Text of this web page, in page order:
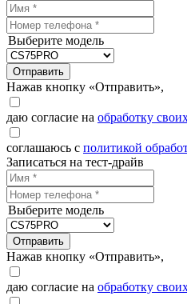
Выберите модель
Отправить
Нажав кнопку «Отправить»,
даю согласие на обработку
соглашаюсь с политикой
Записаться на тест-драйв
Выберите модель
Отправить
Нажав кнопку «Отправить»,
даю согласие на обработку